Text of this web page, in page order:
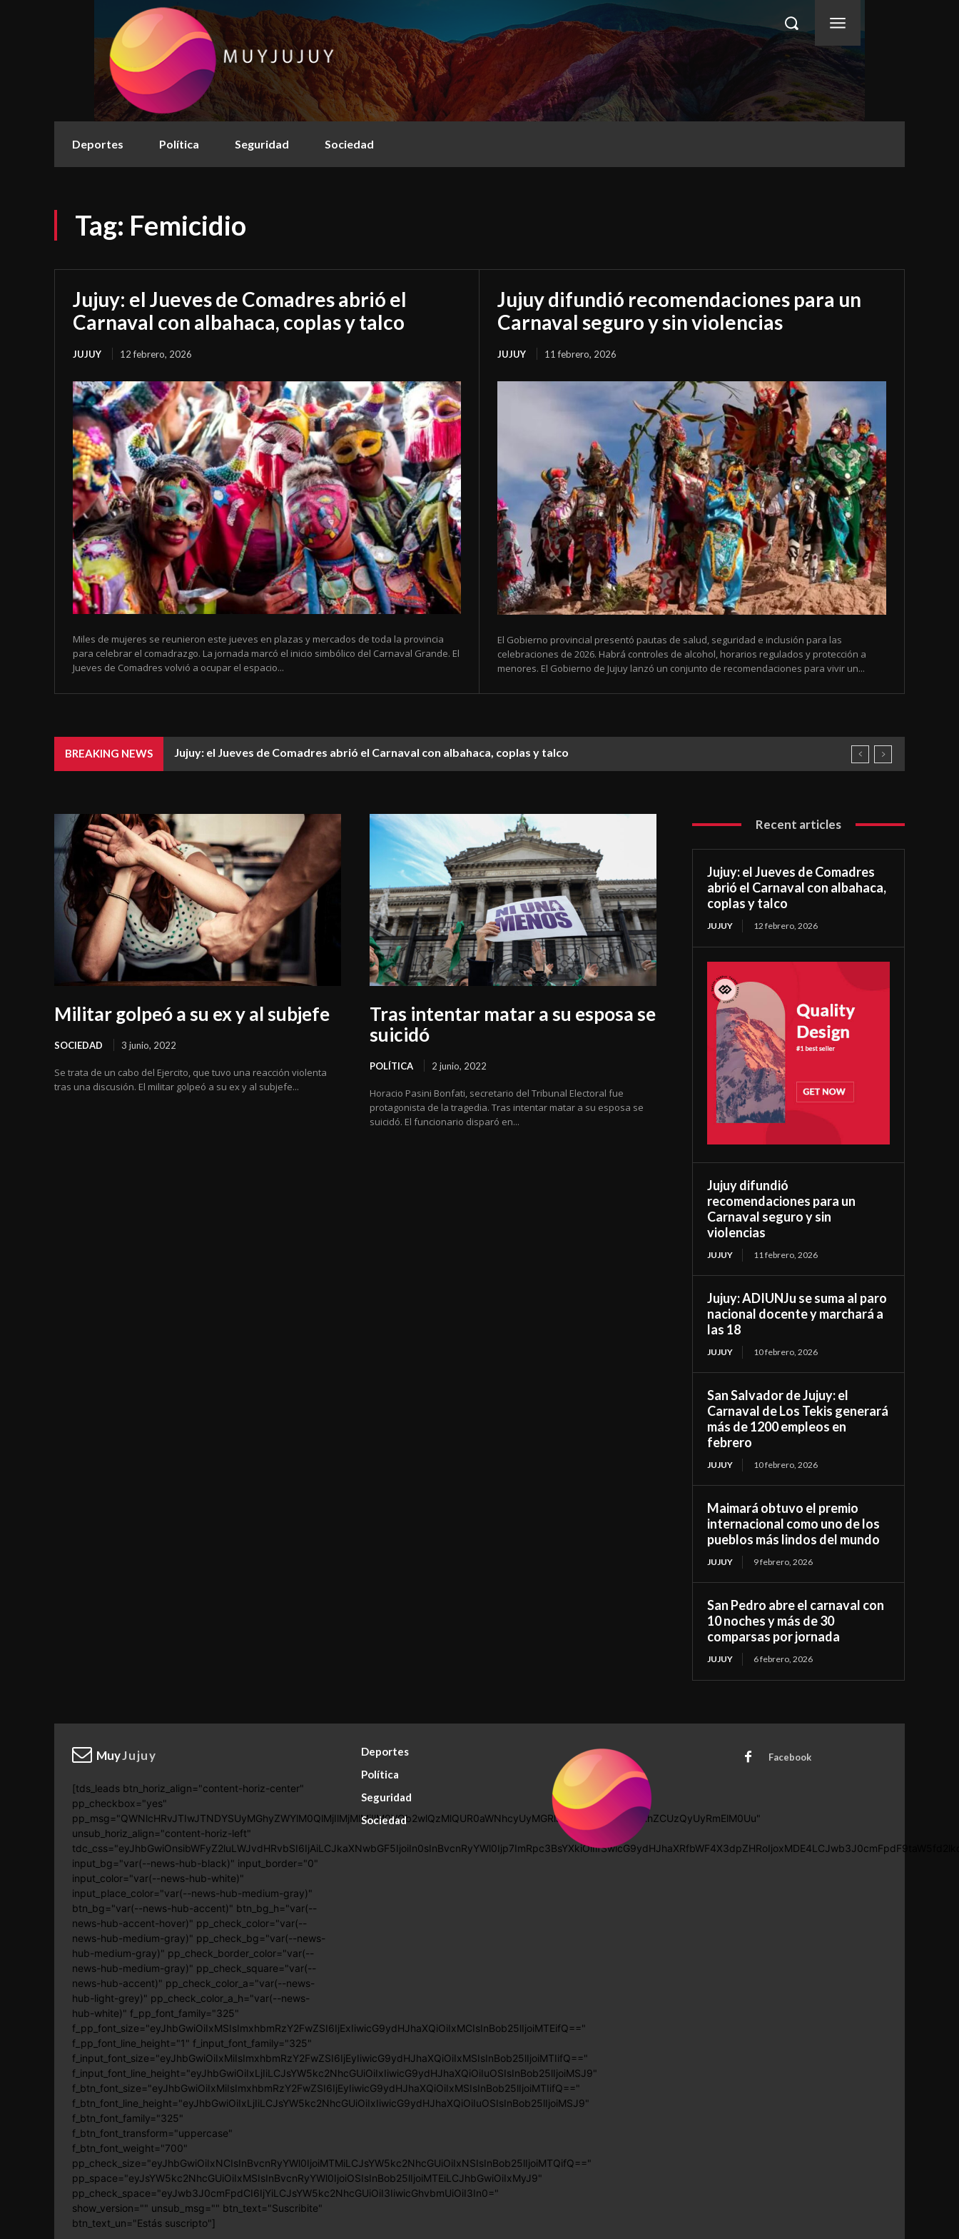
Deportes Política Seguridad Sociedad
Tag: Femicidio
Jujuy: el Jueves de Comadres abrió el
Carnaval con albahaca, coplas y talco
JUJUY 12 febrero, 2026
Miles de mujeres se reunieron este jueves en plazas y mercados de toda la provincia
para celebrar el comadrazgo. La jornada marcó el inicio simbólico del Carnaval Grande. El
Jueves de Comadres volvió a ocupar el espacio...
Jujuy difundió recomendaciones para un
Carnaval seguro y sin violencias
JUJUY 11 febrero, 2026
El Gobierno provincial presentó pautas de salud, seguridad e inclusión para las
celebraciones de 2026. Habrá controles de alcohol, horarios regulados y protección a
menores. El Gobierno de Jujuy lanzó un conjunto de recomendaciones para vivir un...
BREAKING NEWS Jujuy: el Jueves de Comadres abrió el Carnaval con albahaca, coplas y talco
Militar golpeó a su ex y al subjefe
SOCIEDAD 3 junio, 2022
Se trata de un cabo del Ejercito, que tuvo una reacción violenta
tras una discusión. El militar golpeó a su ex y al subjefe...
Tras intentar matar a su esposa se
suicidó
POLÍTICA 2 junio, 2022
Horacio Pasini Bonfati, secretario del Tribunal Electoral fue
protagonista de la tragedia. Tras intentar matar a su esposa se
suicidó. El funcionario disparó en...
Recent articles
Jujuy: el Jueves de Comadres
abrió el Carnaval con albahaca,
coplas y talco
JUJUY 12 febrero, 2026
Jujuy difundió
recomendaciones para un
Carnaval seguro y sin
violencias
JUJUY 11 febrero, 2026
Jujuy: ADIUNJu se suma al paro
nacional docente y marchará a
las 18
JUJUY 10 febrero, 2026
San Salvador de Jujuy: el
Carnaval de Los Tekis generará
más de 1200 empleos en
febrero
JUJUY 10 febrero, 2026
Maimará obtuvo el premio
internacional como uno de los
pueblos más lindos del mundo
JUJUY 9 febrero, 2026
San Pedro abre el carnaval con
10 noches y más de 30
comparsas por jornada
JUJUY 6 febrero, 2026
MuyJujuy
[tds_leads btn_horiz_align="content-horiz-center"
pp_checkbox="yes"
pp_msg="QWNlcHRvJTIwJTNDYSUyMGhyZWYlM0QlMjIlMjMlMjIlM0VQb2wlQzMlQUR0aWNhcyUyMGRlJTIwcHJpdmFjaWRhZCUzQyUyRmElM0Uu"
unsub_horiz_align="content-horiz-left"
input_bg="var(--news-hub-black)" input_border="0"
input_color="var(--news-hub-white)"
input_place_color="var(--news-hub-medium-gray)"
btn_bg="var(--news-hub-accent)" btn_bg_h="var(--
news-hub-accent-hover)" pp_check_color="var(--
news-hub-medium-gray)" pp_check_bg="var(--news-
hub-medium-gray)" pp_check_border_color="var(--
news-hub-medium-gray)" pp_check_square="var(--
news-hub-accent)" pp_check_color_a="var(--news-
hub-light-grey)" pp_check_color_a_h="var(--news-
hub-white)" f_pp_font_family="325"
f_pp_font_size="eyJhbGwiOiIxMSIsImxhbmRzY2FwZSI6IjExIiwicG9ydHJhaXQiOiIxMCIsInBob25lIjoiMTEifQ=="
f_pp_font_line_height="1" f_input_font_family="325"
f_input_font_size="eyJhbGwiOiIxMiIsImxhbmRzY2FwZSI6IjEyIiwicG9ydHJhaXQiOiIxMSIsInBob25lIjoiMTIifQ=="
f_input_font_line_height="eyJhbGwiOiIxLjIiLCJsYW5kc2NhcGUiOiIxIiwicG9ydHJhaXQiOiIuOSIsInBob25lIjoiMSJ9"
f_btn_font_size="eyJhbGwiOiIxMiIsImxhbmRzY2FwZSI6IjEyIiwicG9ydHJhaXQiOiIxMSIsInBob25lIjoiMTIifQ=="
f_btn_font_line_height="eyJhbGwiOiIxLjIiLCJsYW5kc2NhcGUiOiIxIiwicG9ydHJhaXQiOiIuOSIsInBob25lIjoiMSJ9"
f_btn_font_family="325"
f_btn_font_transform="uppercase"
f_btn_font_weight="700"
pp_check_size="eyJhbGwiOiIxNCIsInBvcnRyYWl0IjoiMTMiLCJsYW5kc2NhcGUiOiIxNSIsInBob25lIjoiMTQifQ=="
pp_space="eyJsYW5kc2NhcGUiOiIxMSIsInBvcnRyYWl0IjoiOSIsInBob25lIjoiMTEiLCJhbGwiOiIxMyJ9"
pp_check_space="eyJwb3J0cmFpdCI6IjYiLCJsYW5kc2NhcGUiOiI3IiwicGhvbmUiOiI3In0="
show_version="" unsub_msg="" btn_text="Suscribite"
btn_text_un="Estás suscripto"]
Deportes
Política
Seguridad
Sociedad
Facebook